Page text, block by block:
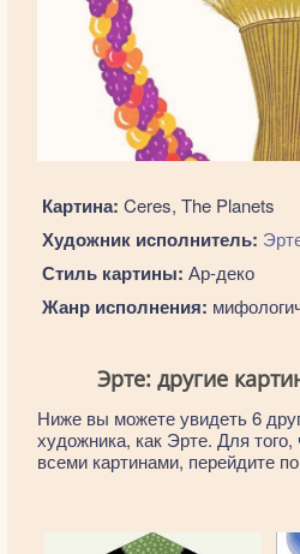
Картина: Ceres, The Planets
Художник исполнитель:
Стиль картины: Ар-деко
Жанр исполнения:
Эрте: другие
Ниже вы можете увидеть 6
художника, как Эрте. Для
всеми картинами, перейдите